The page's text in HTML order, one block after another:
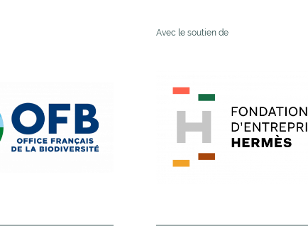
Avec le soutien de